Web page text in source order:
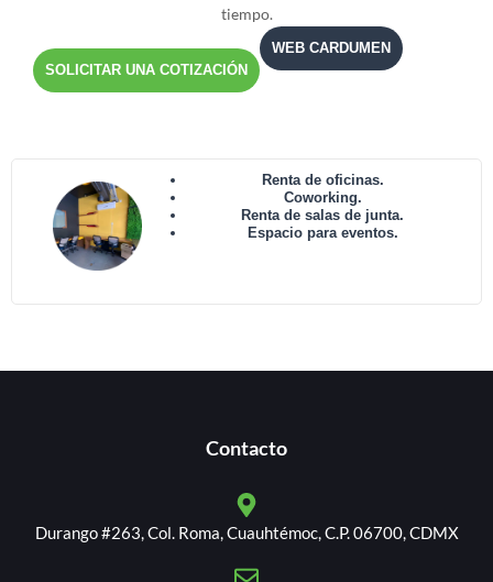
tiempo.
SOLICITAR UNA COTIZACIÓN
WEB CARDUMEN
Renta de oficinas.
Coworking.
Renta de salas de junta.
Espacio para eventos.
Contacto
Durango #263, Col. Roma, Cuauhtémoc, C.P. 06700, CDMX